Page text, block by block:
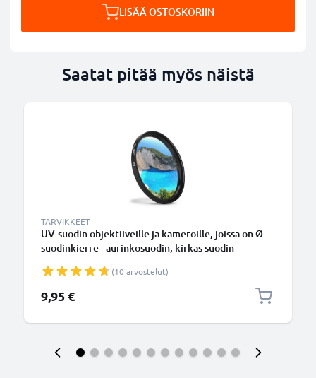
LISÄÄ OSTOSKORIIN
Saatat pitää myös näistä
TARVIKKEET
UV-suodin objektiiveille ja kameroille, joissa on Ø
suodinkierre - aurinkosuodin, kirkas suodin
(10 arvostelut)
9,95 €